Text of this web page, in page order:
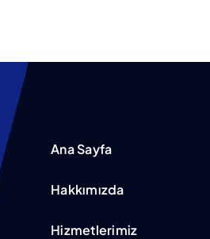
Ana Sayfa
Hakkımızda
Hizmetlerimiz